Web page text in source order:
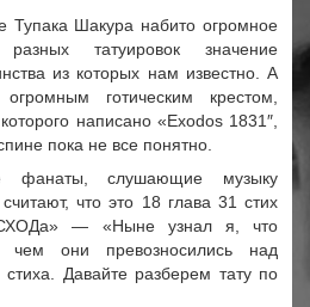
Тупака Шакура набито огромное
татуировок значение
из которых нам известно. А
готическим крестом,
написано «Exodos 1831″,
пока не все понятно.
фанаты, слушающие музыку
что это 18 глава 31 стих
— «Ныне узнал я, что
они превозносились над
Давайте разберем тату по